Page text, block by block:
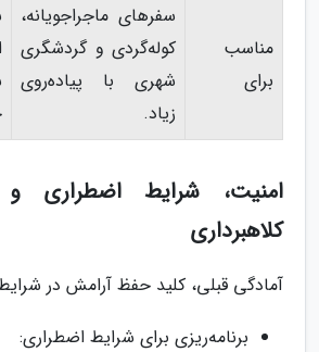
مناسب
برای
سفرهای ماجراجویانه،
کوله‌گردی و گردشگری
شهری با پیاده‌روی
زیاد.
امنیت، شرایط اضطراری
کلاهبرداری
آمادگی قبلی، کلید حفظ آرامش در
برنامه‌ریزی برای شرایط اضطراری: